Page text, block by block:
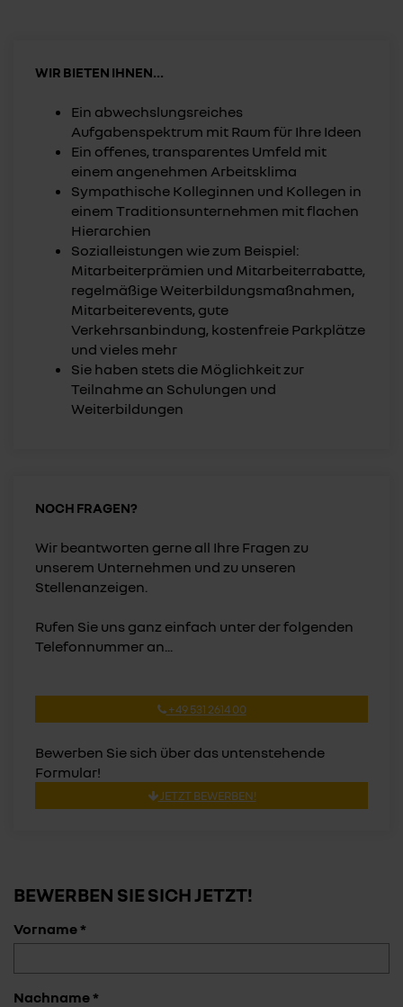
WIR BIETEN IHNEN...
Ein abwechslungsreiches
Aufgabenspektrum mit Raum für Ihre Ideen
Ein offenes, transparentes Umfeld mit
einem angenehmen Arbeitsklima
Sympathische Kolleginnen und Kollegen in
einem Traditionsunternehmen mit flachen
Hierarchien
Sozialleistungen wie zum Beispiel:
Mitarbeiterprämien und Mitarbeiterrabatte,
regelmäßige Weiterbildungsmaßnahmen,
Mitarbeiterevents, gute
Verkehrsanbindung, kostenfreie Parkplätze
und vieles mehr
Sie haben stets die Möglichkeit zur
Teilnahme an Schulungen und
Weiterbildungen
NOCH FRAGEN?
Wir beantworten gerne all Ihre Fragen zu
unserem Unternehmen und zu unseren
Stellenanzeigen.
Rufen Sie uns ganz einfach unter der folgenden
Telefonnummer an...
+49 531 2614 00
Bewerben Sie sich über das untenstehende
Formular!
JETZT BEWERBEN!
BEWERBEN SIE SICH JETZT!
Vorname *
Nachname *